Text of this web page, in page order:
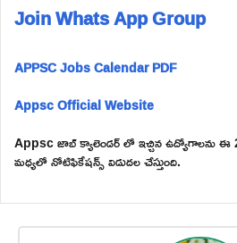
Join Whats App Group
APPSC Jobs Calendar PDF
Appsc Official Website
Appsc జాబ్ క్యాలెండర్ లో ఇచ్చిన ఉద్యోగాలను ఈ
మధ్యలో నోటిఫికేషన్స్ విడుదల చేస్తుంది.